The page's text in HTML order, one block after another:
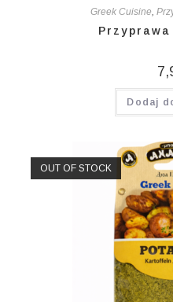
Greek Cuisine
Dodaj
OUT OF STOCK